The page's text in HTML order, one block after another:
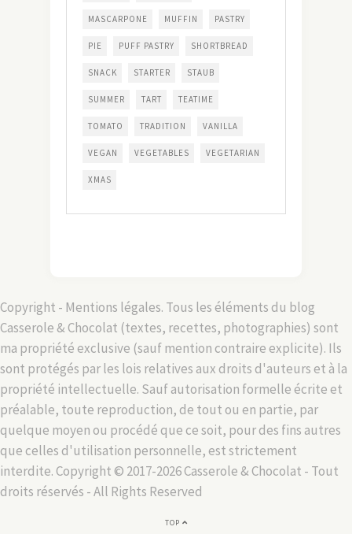
MASCARPONE MUFFIN PASTRY
PIE PUFF PASTRY SHORTBREAD
SNACK STARTER STAUB
SUMMER TART TEATIME
TOMATO TRADITION VANILLA
VEGAN VEGETABLES VEGETARIAN
XMAS
Copyright - Mentions légales. Tous les éléments du blog
Casserole & Chocolat (textes, recettes, photographies) sont
ma propriété exclusive (sauf mention contraire explicite). Ils
sont protégés par les lois relatives aux droits d'auteurs et à la
propriété intellectuelle. Sauf autorisation formelle écrite et
préalable, toute reproduction, de tout ou en partie, par
quelque moyen ou procédé que ce soit, pour des fins autres
que celles d'utilisation personnelle, est strictement
interdite. Copyright © 2017-2026 Casserole & Chocolat - Tout
droits réservés - All Rights Reserved
TOP